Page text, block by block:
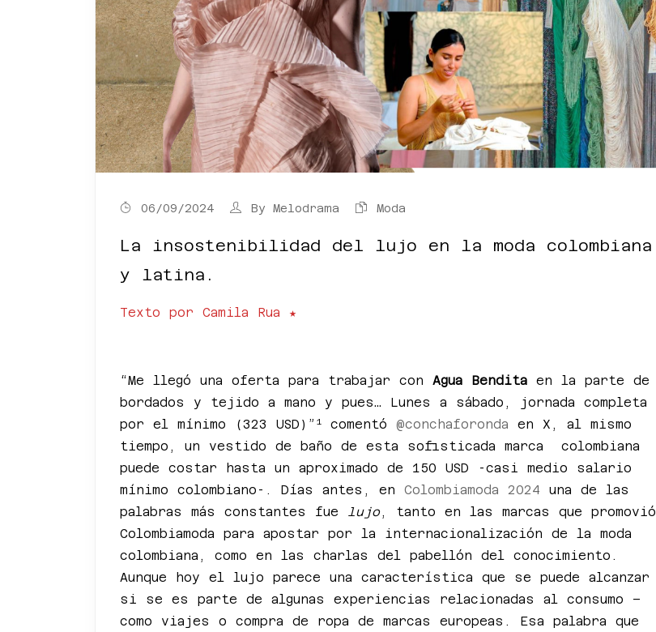
06/09/2024 By Melodrama Moda
La insostenibilidad del lujo en la moda colombiana
y latina.
Texto por Camila Rua ★
“Me llegó una oferta para trabajar con Agua Bendita en la parte de
bordados y tejido a mano y pues… Lunes a sábado, jornada completa
por el mínimo (323 USD)” 1 comentó @conchaforonda en X, al mismo
tiempo, un vestido de baño de esta sofisticada marca colombiana
puede costar hasta un aproximado de 150 USD -casi medio salario
mínimo colombiano-. Días antes, en Colombiamoda 2024 una de las
palabras más constantes fue
lujo, tanto en las marcas que promovió
Colombiamoda para apostar por la internacionalización de la moda
colombiana, como en las charlas del pabellón del conocimiento.
Aunque hoy el lujo parece una característica que se puede alcanzar
si se es parte de algunas experiencias relacionadas al consumo –
como viajes o compra de ropa de marcas europeas. Esa palabra que